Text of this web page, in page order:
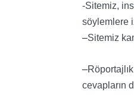
-Sitemiz,
söylemlere
–Sitemiz
–
cevapların